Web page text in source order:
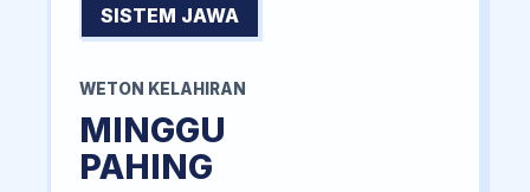
SISTEM JAWA
WETON KELAHIRAN
MINGGU
PAHING